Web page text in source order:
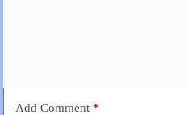
Add Comment *